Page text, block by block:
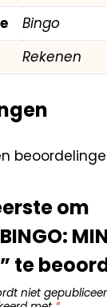
Bingo
Rekenen
om
te
niet